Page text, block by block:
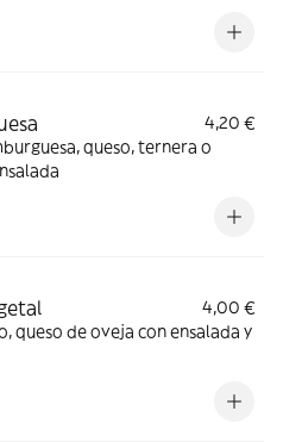
4,20 €
queso, ternera o
4,00 €
queso de oveja con ensalada y